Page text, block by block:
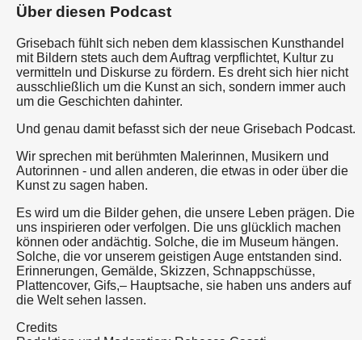
Über diesen Podcast
Grisebach fühlt sich neben dem klassischen Kunsthandel
mit Bildern stets auch dem Auftrag verpflichtet, Kultur zu
vermitteln und Diskurse zu fördern. Es dreht sich hier nicht
ausschließlich um die Kunst an sich, sondern immer auch
um die Geschichten dahinter.
Und genau damit befasst sich der neue Grisebach Podcast.
Wir sprechen mit berühmten Malerinnen, Musikern und
Autorinnen - und allen anderen, die etwas in oder über die
Kunst zu sagen haben.
Es wird um die Bilder gehen, die unsere Leben prägen. Die
uns inspirieren oder verfolgen. Die uns glücklich machen
können oder andächtig. Solche, die im Museum hängen.
Solche, die vor unserem geistigen Auge entstanden sind.
Erinnerungen, Gemälde, Skizzen, Schnappschüsse,
Plattencover, Gifs,– Hauptsache, sie haben uns anders auf
die Welt sehen lassen.
Credits